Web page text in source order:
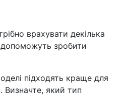
врахувати декілька
допоможуть зробити
підходять краще для
Визначте, який тип